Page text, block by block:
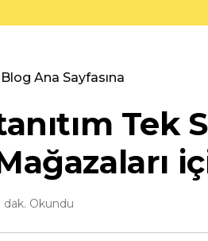
Blog Ana Sayfasına
Tek
dak. Okundu